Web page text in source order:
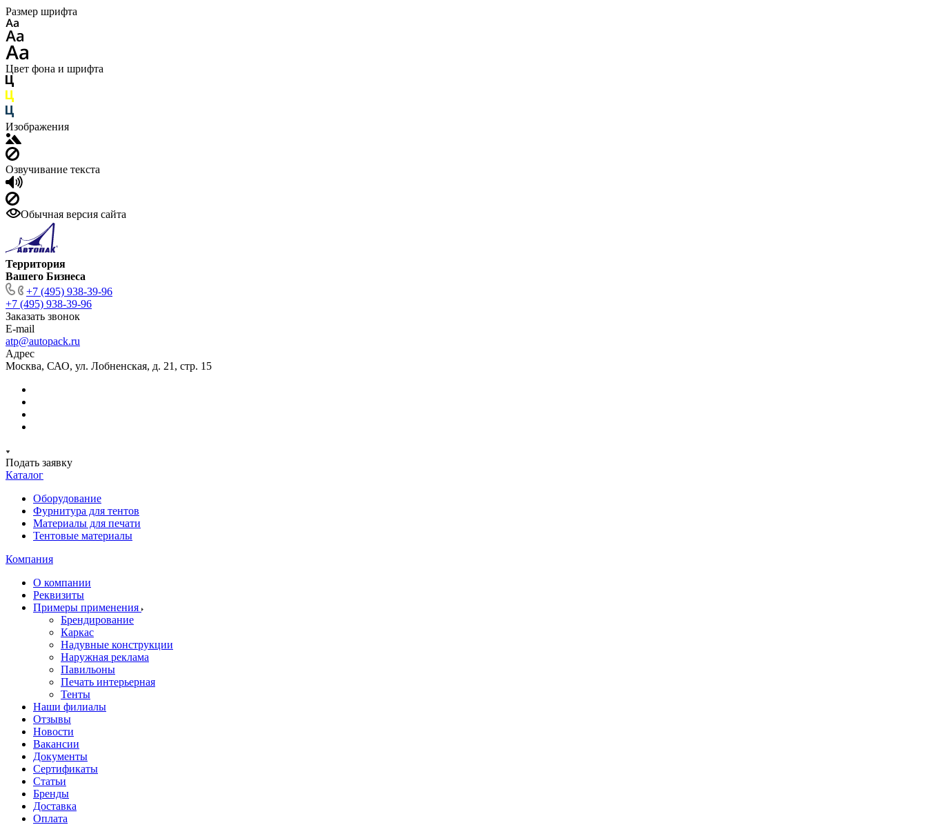
Размер шрифта
Цвет фона и шрифта
Изображения
Озвучивание текста
Обычная версия сайта
Территория
Вашего Бизнеса
+7 (495) 938-39-96
+7 (495) 938-39-96
Заказать звонок
E-mail
atp@autopack.ru
Адрес
Москва, САО, ул. Лобненская, д. 21, стр. 15
Подать заявку
Каталог
Оборудование
Фурнитура для тентов
Материалы для печати
Тентовые материалы
Компания
О компании
Реквизиты
Примеры применения
Брендирование
Каркас
Надувные конструкции
Наружная реклама
Павильоны
Печать интерьерная
Тенты
Наши филиалы
Отзывы
Новости
Вакансии
Документы
Cертификаты
Статьи
Бренды
Доставка
Оплата